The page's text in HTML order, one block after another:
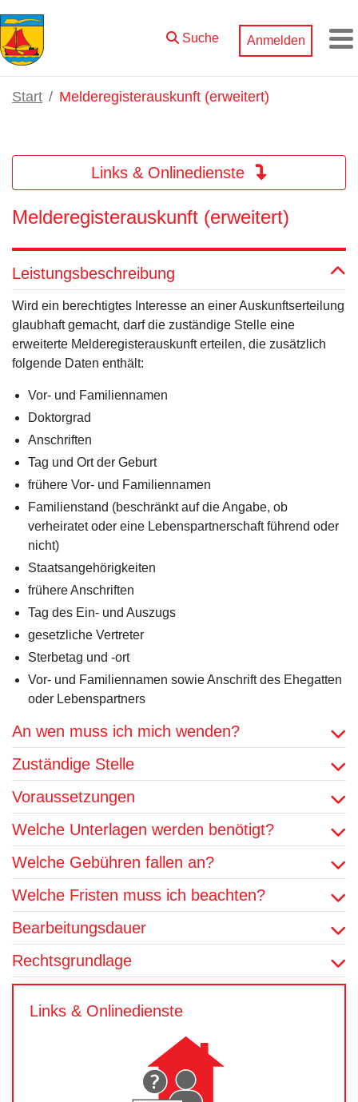
Zum Hauptinhalt springen
Suche
Anmelden
Start Melderegisterauskunft (erweitert)
Links & Onlinedienste
Melderegisterauskunft (erweitert)
Leistungsbeschreibung
Wird ein berechtigtes Interesse an einer Auskunftserteilung
glaubhaft gemacht, darf die zuständige Stelle eine
erweiterte Melderegisterauskunft erteilen, die zusätzlich
folgende Daten enthält:
Vor- und Familiennamen
Doktorgrad
Anschriften
Tag und Ort der Geburt
frühere Vor- und Familiennamen
Familienstand (beschränkt auf die Angabe, ob
verheiratet oder eine Lebenspartnerschaft führend oder
nicht)
Staatsangehörigkeiten
frühere Anschriften
Tag des Ein- und Auszugs
gesetzliche Vertreter
Sterbetag und -ort
Vor- und Familiennamen sowie Anschrift des Ehegatten
oder Lebenspartners
An wen muss ich mich wenden?
Zuständige Stelle
Voraussetzungen
Welche Unterlagen werden benötigt?
Welche Gebühren fallen an?
Welche Fristen muss ich beachten?
Bearbeitungsdauer
Rechtsgrundlage
Links & Onlinedienste